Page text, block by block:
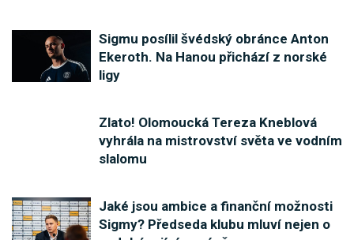
Sigmu posílil švédský obránce Anton
Ekeroth. Na Hanou přichází z norské
ligy
Zlato! Olomoucká Tereza Kneblová
vyhrála na mistrovství světa ve vodním
slalomu
Jaké jsou ambice a finanční možnosti
Sigmy? Předseda klubu mluví nejen o